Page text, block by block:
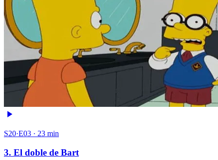
S20·E03 · 23 min
3. El doble de Bart